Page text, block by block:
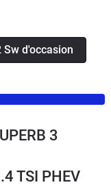
Sw d'occasion
3
TSI PHEV